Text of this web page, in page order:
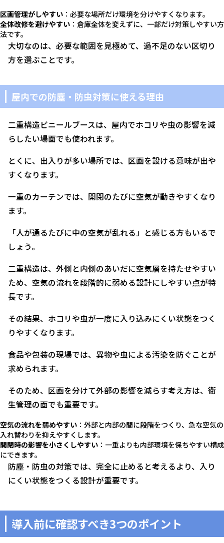
区画管理がしやすい ：必要な場所だけ環境を分けやすくなります。
全体改修を避けやすい ：倉庫全体を変えずに、一部だけ対策しやすい方
法です。
大切なのは、必要な範囲を見極めて、過不足のない区切り
方を選ぶことです。
屋内での防塵・防虫対策に使える理由
二重構造ビニールブースは、屋内でホコリや虫の影響を減
らしたい場面でも使われます。
とくに、出入りが多い場所では、区画を設ける意味が出や
すくなります。
一重のカーテンでは、開閉のたびに空気が動きやすくなり
ます。
「人が通るたびに中の空気が乱れる」と感じる方もいるで
しょう。
二重構造は、外側と内側のあいだに空気層を持たせやすい
ため、空気の流れを段階的に弱める設計にしやすい点が特
長です。
その結果、ホコリや虫が一度に入り込みにくい状態をつく
りやすくなります。
食品や包装の現場では、異物や虫による汚染を防ぐことが
求められます。
そのため、区画を分けて外部の影響を減らす考え方は、衛
生管理の面でも重要です。
空気の流れを弱めやすい ：外部と内部の間に段階をつくり、急な空気の
入れ替わりを抑えやすくします。
開閉時の影響を小さくしやすい ：一重よりも内部環境を保ちやすい構成
にできます。
防塵・防虫の対策では、完全に止めると考えるより、入り
にくい状態をつくる設計が重要です。
導入前に確認すべき3つのポイント